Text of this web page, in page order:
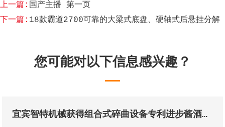
上一篇: 国产主播 第一页
下一篇: 18款霸道2700可靠的大梁式底盘、硬轴式后悬挂分解
您可能对以下信息感兴趣？
宜宾智特机械获得组合式碎曲设备专利进步酱酒出产的质量和出产功率